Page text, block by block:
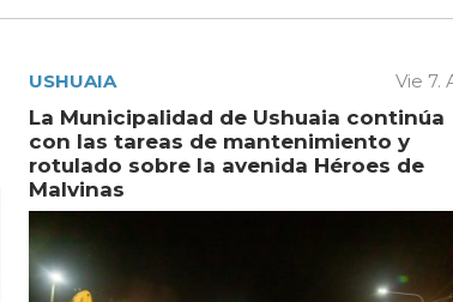
USHUAIA Vie 7.
La Municipalidad de Ushuaia continúa
con las tareas de mantenimiento y
rotulado sobre la avenida Héroes de
Malvinas